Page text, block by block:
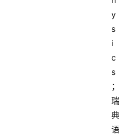
y
s
i
c
s
；
瑞
典
语